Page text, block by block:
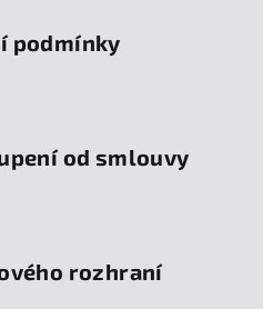
podmínky
od smlouvy
rozhraní